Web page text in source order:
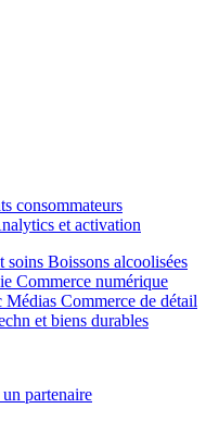
consommateurs
et activation
soins Boissons alcoolisées
Commerce numérique
Médias Commerce de détail
et biens durables
partenaire